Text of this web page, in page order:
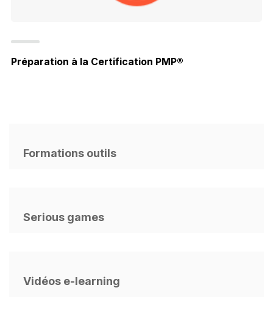
Préparation à la Certification PMP®
Formations outils
Serious games
Vidéos e-learning